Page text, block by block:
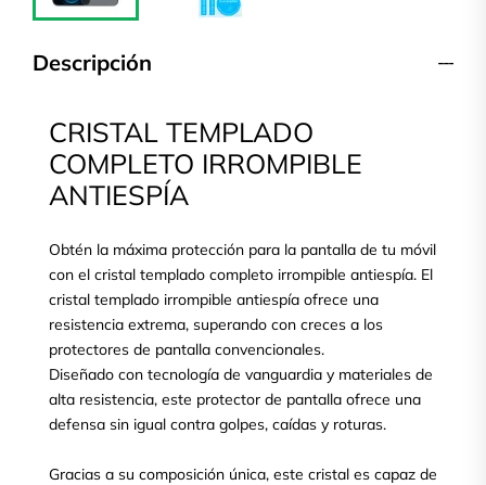
Descripción
CRISTAL TEMPLADO
COMPLETO IRROMPIBLE
ANTIESPÍA
Obtén la máxima protección para la pantalla de tu móvil
con el cristal templado completo irrompible antiespía. El
cristal templado irrompible antiespía ofrece una
resistencia extrema, superando con creces a los
protectores de pantalla convencionales.
Diseñado con tecnología de vanguardia y materiales de
alta resistencia, este protector de pantalla ofrece una
defensa sin igual contra golpes, caídas y roturas.
Gracias a su composición única, este cristal es capaz de